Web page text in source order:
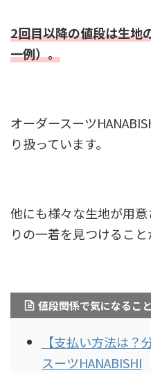
2回目以降の値段は生地
一例）。
オーダースーツ
り扱っています。
他にも様々な生地が用
りの一着を見つけること
値段関係で気になること
【支払い方法は
スーツHANABISHI